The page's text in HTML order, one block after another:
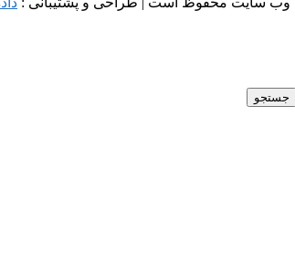
جستجو